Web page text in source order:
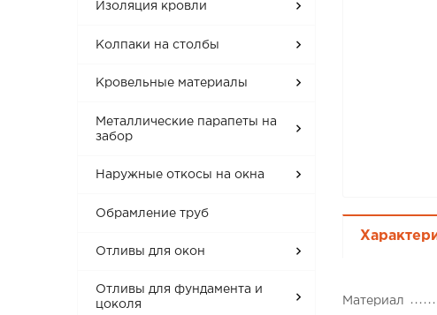
Изоляция кровли
Колпаки на столбы
Кровельные материалы
Металлические парапеты на
забор
Наружные откосы на окна
Обрамление труб
Отливы для окон
Отливы для фундамента и
цоколя
Материал